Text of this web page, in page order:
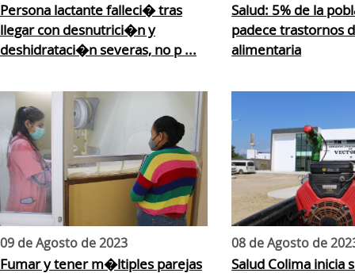
Persona lactante falleci� tras
llegar con desnutrici�n y
deshidrataci�n severas, no p ...
Salud: 5% de la
padece trastornos
alimentaria
09 de Agosto de 2023
Fumar y tener m�ltiples parejas
08 de Agosto de
Salud Colima inicia